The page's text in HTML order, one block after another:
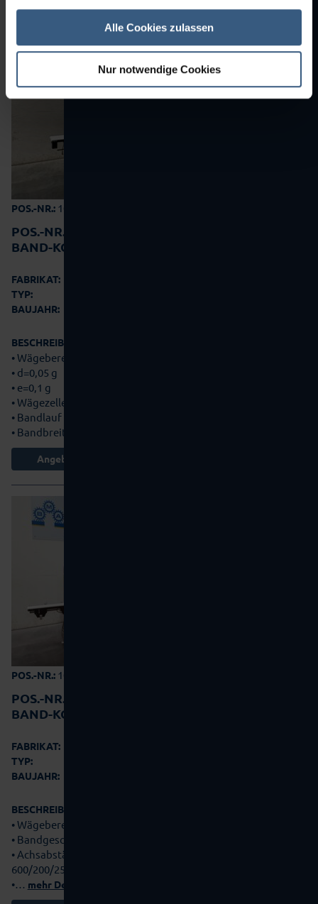
Alle Cookies zulassen
Nur notwendige Cookies
POS.-NR.:10-0215
POS.-NR.:
BAND-KONTROLLWAAGE
FABRIKAT:
TYP:
BAUJAHR:
BESCHREIBUNG:
• Wägebereich max. 750 g
• d=0,05 g
• e=0,1 g
• Wägezelle EC 2000
• Bandlauf von links nach rechts
• Bandbreite 190…
Angebot anfordern
POS.-NR.:10-0198
POS.-NR.:
BAND-KONTROLLWAAGE
FABRIKAT:
TYP:
BAUJAHR:
BESCHREIBUNG:
• Wägebereich max. 300 g
• Bandgeschwindigkeit 10-40 m/min
• Achsabstände Einlaufband/Wiegeband/Auslaufband
600/200/250 mm
•…
mehr Details